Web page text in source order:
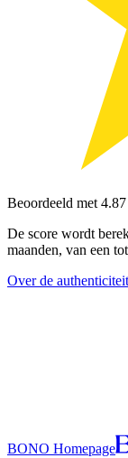
Beoordeeld met
De score wordt
maanden, van een
Over de
BONO Homepage